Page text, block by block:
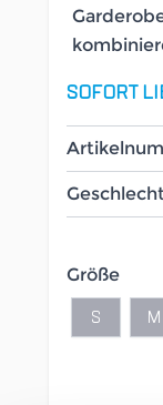
SOFORT
Größe
S M